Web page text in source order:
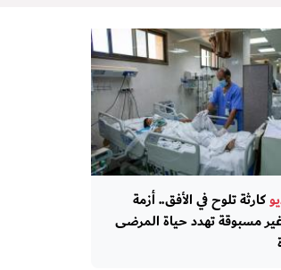
كارثة تلوح في الأفق.. أزمة
مسبوقة تهدد حياة المرضى